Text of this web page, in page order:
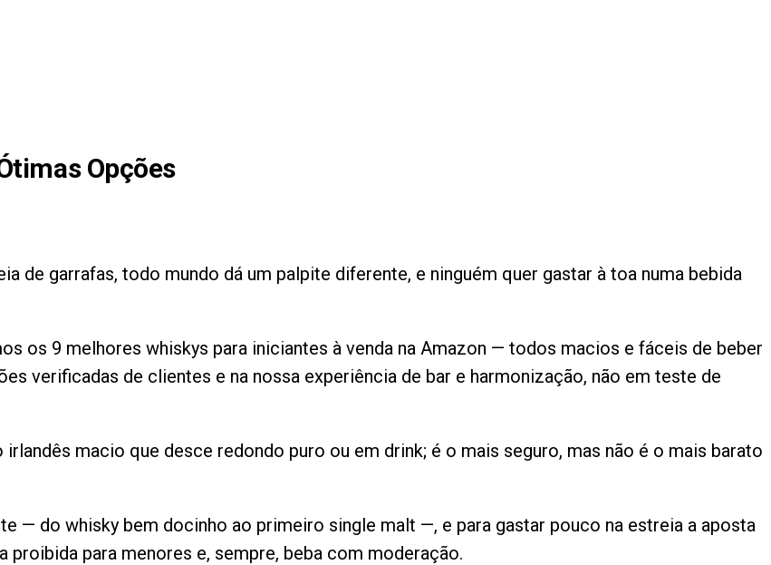
Opções
de garrafas, todo mundo dá um palpite diferente, e ninguém quer gastar à toa numa bebida
os 9 melhores whiskys para iniciantes à venda na Amazon — todos macios e fáceis de beber
verificadas de clientes e na nossa experiência de bar e harmonização, não em teste de
irlandês macio que desce redondo puro ou em drink; é o mais seguro, mas não é o mais barato
— do whisky bem docinho ao primeiro single malt —, e para gastar pouco na estreia a aposta
proibida para menores e, sempre, beba com moderação.